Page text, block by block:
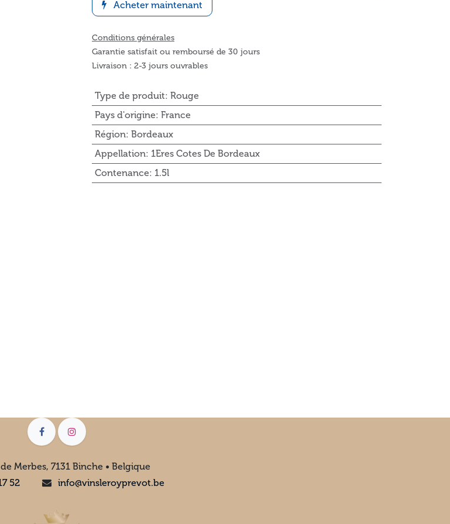
Acheter maintenant
Conditions générales
Garantie satisfait ou remboursé de 30 jours
Livraison : 2-3 jours ouvrables
Type de produit: Rouge
Pays d'origine: France
Région: Bordeaux
Appellation: 1Eres Cotes De Bordeaux
Contenance: 1.5l
Merbes, 7131 Binche • Belgique
52
info@vinsleroyprevot.be